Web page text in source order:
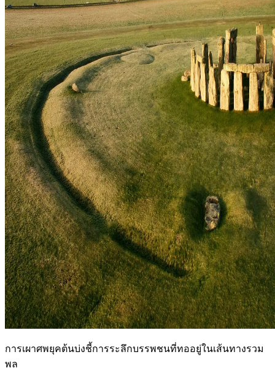
การเผาศพยุคต้นบ่งชี้การระลึกบรรพชนที่ทออยู่ในเส้นทางรวม
พล